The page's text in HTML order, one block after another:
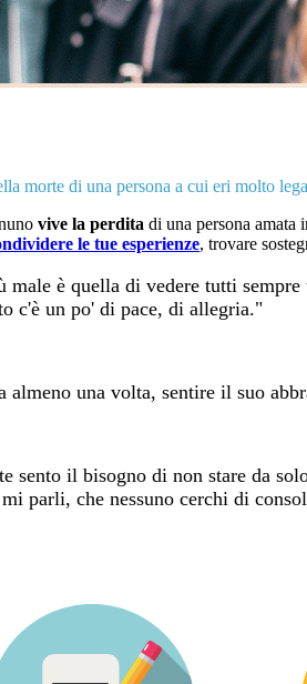
morte di una persona a cui eri molto
vive la perdita di una persona amata
le tue esperienze, trovare
male è quella di vedere tutti
c'è un po' di pace, di allegria."
almeno una volta, sentire il suo
sento il bisogno di non stare da
parli, che nessuno cerchi di